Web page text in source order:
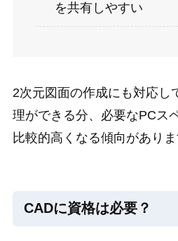
を共有しやすい
2次元図面の作成にも対応し
理ができる分、必要なPCス
比較的高くなる傾向がありま
CADに資格は必要？